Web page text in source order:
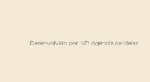
Desenvolvido por: VP Agência de Ideias